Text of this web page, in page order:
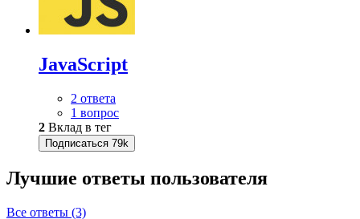
JavaScript
2 ответа
1 вопрос
2 Вклад в тег
Подписаться 79k
Лучшие ответы пользователя
Все ответы (3)